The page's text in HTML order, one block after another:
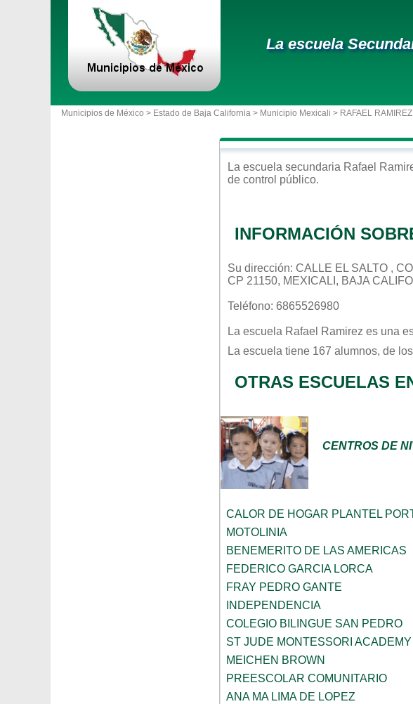
La escuela
Municipios de México > Estado de Baja California > Municipio Mexicali > RAFAEL RAMIREZ
La escuela secundaria Rafael
de control público.
INFORMACIÓN
Su dirección: CALLE EL SALTO ,
CP 21150, MEXICALI, BAJA
Teléfono: 6865526980
La escuela Rafael Ramirez es una
La escuela tiene 167 alumnos, de
OTRAS ESCUELAS
CENTROS DE
CALOR DE HOGAR PLANTEL
MOTOLINIA
BENEMERITO DE LAS AMERICAS
FEDERICO GARCIA LORCA
FRAY PEDRO GANTE
INDEPENDENCIA
COLEGIO BILINGUE SAN PEDRO
ST JUDE MONTESSORI
MEICHEN BROWN
PREESCOLAR COMUNITARIO
ANA MA LIMA DE LOPEZ